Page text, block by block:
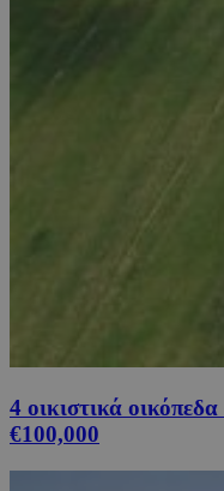
4 οικιστικά
€100,000